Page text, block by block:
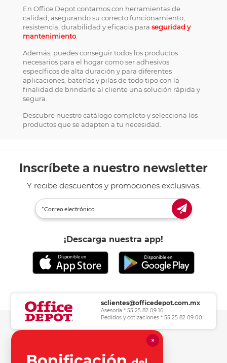
En Office Depot contamos con herramientas de
calidad, asegurando su correcto funcionamiento,
resistencia, durabilidad y eficacia para seguridad y
mantenimiento.
Además, puedes conseguir todos los productos
necesarios para el hogar como ser adhesivos
específicos de alta duración y para diferentes
aplicaciones, baterías y pilas de todo tipo con la
finalidad de brindarle al cliente una solución rápida y
segura.
Descubre nuestro catálogo completo y selecciona los
productos que se adapten a tu necesidad.
Inscríbete a nuestro newsletter
Y recibe descuentos y promociones exclusivas.
¡Descarga nuestra app!
sclientes@officedepot.com.mx
Asesoría * 55 25 82 09 10
Pedidos y cotizaciones * 55 25 82 09 00
Herramientas de consulta
×